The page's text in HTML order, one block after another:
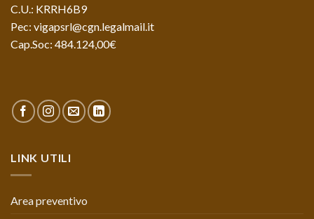
C.U.: KRRH6B9
Pec: vigapsrl@cgn.legalmail.it
Cap.Soc: 484.124,00€
LINK UTILI
Area preventivo